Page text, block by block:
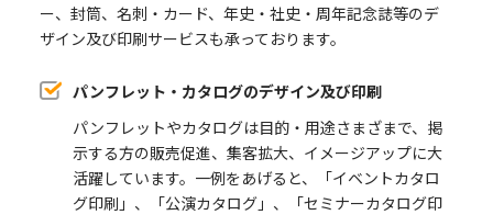
ー、封筒、名刺・カード、年史・社史・周年記念誌等のデ
ザイン及び印刷サービスも承っております。
パンフレット・カタログのデザイン及び印刷
パンフレットやカタログは目的・用途さまざまで、掲
示する方の販売促進、集客拡大、イメージアップに大
活躍しています。一例をあげると、「イベントカタロ
グ印刷」、「公演カタログ」、「セミナーカタログ印